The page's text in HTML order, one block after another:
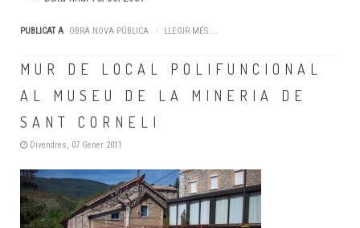
PUBLICAT A OBRA NOVA PÚBLICA LLEGIR MÉS ...
MUR DE LOCAL POLIFUNCIONAL
AL MUSEU DE LA MINERIA DE
SANT CORNELI
Divendres, 07 Gener 2011